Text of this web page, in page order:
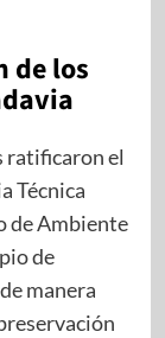
de los
ratificaron el
Técnica
de Ambiente
de
manera